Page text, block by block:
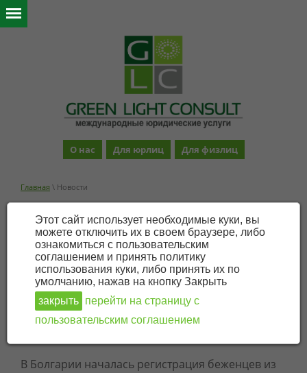
О нас Для юрлиц Для физлиц
Главная \ Новости
Новости
Регистрация беженцев из
Украины, получивших
временную защиту в
Болгарии
В Болгарии началась регистрация беженцев из
Этот сайт использует необходимые куки, вы
можете отключить их в своем браузере, либо
ознакомиться с пользовательским
соглашением и принять политику
использования куки, либо принять их по
умолчанию, нажав на кнопку Закрыть
закрыть перейти на страницу с
пользовательским соглашением